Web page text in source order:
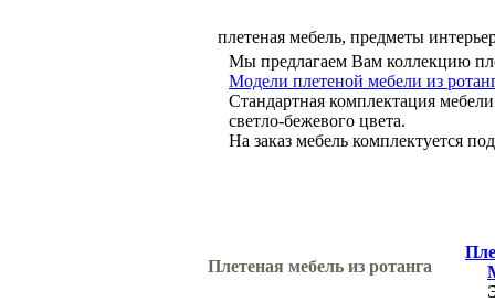
плетеная мебель, предметы
Мы предлагаем Вам коллекцию
Модели плетеной мебели из
Стандартная комплектация
светло-бежевого цвета.
На заказ мебель комплектуется
Плетеная мебель из ротанга